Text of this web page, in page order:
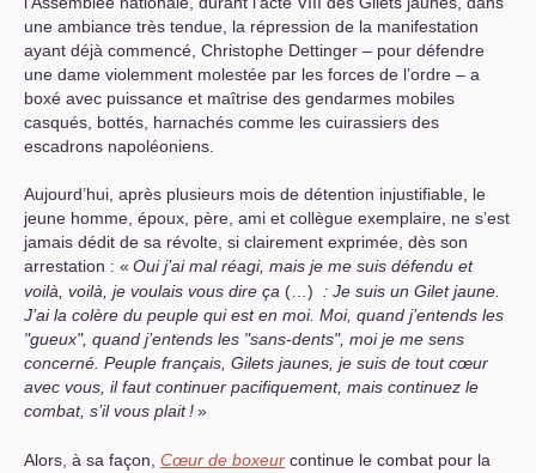
une ambiance très tendue, la répression de la manifestation
ayant déjà commencé, Christophe Dettinger – pour défendre
une dame violemment molestée par les forces de l’ordre – a
boxé avec puissance et maîtrise des gendarmes mobiles
casqués, bottés, harnachés comme les cuirassiers des
escadrons napoléoniens.
Aujourd’hui, après plusieurs mois de détention injustifiable, le
jeune homme, époux, père, ami et collègue exemplaire, ne s’est
jamais dédit de sa révolte, si clairement exprimée, dès son
arrestation : « Oui j’ai mal réagi, mais je me suis défendu et
voilà, voilà, je voulais vous dire ça (…) : Je suis un Gilet jaune.
J’ai la colère du peuple qui est en moi. Moi, quand j’entends les
"gueux", quand j’entends les "sans-dents", moi je me sens
concerné. Peuple français, Gilets jaunes, je suis de tout cœur
avec vous, il faut continuer pacifiquement, mais continuez le
combat, s’il vous plait!»
Alors, à sa façon, Cœur de boxeur continue le combat pour la